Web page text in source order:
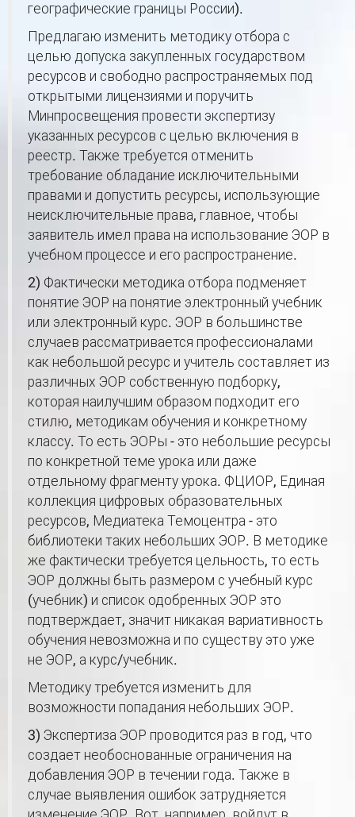
географические границы России).
Предлагаю изменить методику отбора с
целью допуска закупленных государством
ресурсов и свободно распространяемых под
открытыми лицензиями и поручить
Минпросвещения провести экспертизу
указанных ресурсов с целью включения в
реестр. Также требуется отменить
требование обладание исключительными
правами и допустить ресурсы, использующие
неисключительные права, главное, чтобы
заявитель имел права на использование ЭОР в
учебном процессе и его распространение.
2) Фактически методика отбора подменяет
понятие ЭОР на понятие электронный учебник
или электронный курс. ЭОР в большинстве
случаев рассматривается профессионалами
как небольшой ресурс и учитель составляет из
различных ЭОР собственную подборку,
которая наилучшим образом подходит его
стилю, методикам обучения и конкретному
классу. То есть ЭОРы - это небольшие ресурсы
по конкретной теме урока или даже
отдельному фрагменту урока. ФЦИОР, Единая
коллекция цифровых образовательных
ресурсов, Медиатека Темоцентра - это
библиотеки таких небольших ЭОР. В методике
же фактически требуется цельность, то есть
ЭОР должны быть размером с учебный курс
(учебник) и список одобренных ЭОР это
подтверждает, значит никакая вариативность
обучения невозможна и по существу это уже
не ЭОР, а курс/учебник.
Методику требуется изменить для
возможности попадания небольших ЭОР.
3) Экспертиза ЭОР проводится раз в год, что
создает необоснованные ограничения на
добавления ЭОР в течении года. Также в
случае выявления ошибок затрудняется